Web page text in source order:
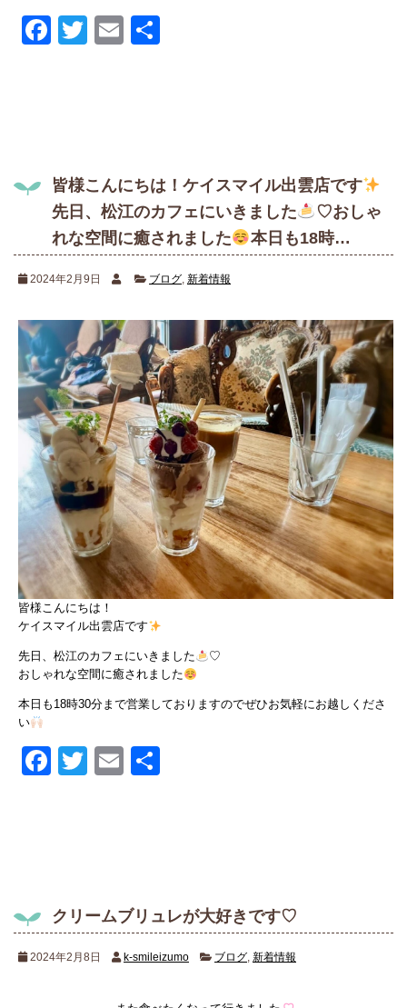
Facebook
TwitterEmail
皆様こんにちは！ケイスマイル出雲店です
先日、松江のカフェにいきました
♡おしゃ
れな空間に癒されました
本日も18時…
2024年2月9日 ブログ 新着情報
皆様こんにちは！
ケイスマイル出雲店です
先日、松江のカフェにいきました
♡
おしゃれな空間に癒されました
本日も18時30分まで営業しておりますのでぜひお気軽にお越しくださ
い
Facebook
TwitterEmail
クリームブリュレが大好きです♡
2024年2月8日 k-smileizumo ブログ 新着情報